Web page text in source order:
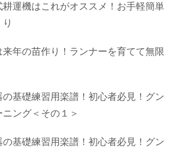
耕運機はこれがオススメ！お手軽簡単
年の苗作り！ランナーを育てて無限
の基礎練習用楽譜！初心者必見！グン
ング＜その１＞
の基礎練習用楽譜！初心者必見！グン